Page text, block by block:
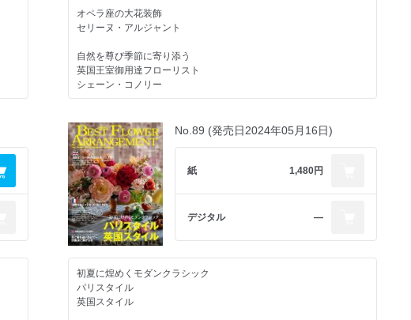
クラブ・ド・フルールの
おしえて！ＪＩＮＢＯ先生
TREND FLOWERS
定期購読のご案内
REPORT
オペラ座の大花装飾
セリーヌ・アルジャント
自然を尊び季節に寄り添う
英国王室御用達フローリスト
シェーン・コノリー
スペシャルアレンジレッスン
パンジー
アネモネ
ヒヤシンス
ラナンキュラス
チューリップ
チューリップの魅力がいっぱい！
チューリップラプソディ
花流行 Flower Style Trends
ガーデニング×フラワーアレンジメント
No.89 (発売日2024年05月16日)
紙 1,480円
デジタル ―
初夏に煌めくモダンクラシック
パリスタイル
英国スタイル